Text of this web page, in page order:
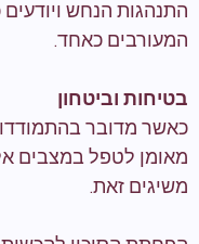
התנהגות הנחש
המעורבים כאחד.
בטיחות וביטחון
כאשר מדובר
מאומן לטפל במצבים
משיגים זאת.